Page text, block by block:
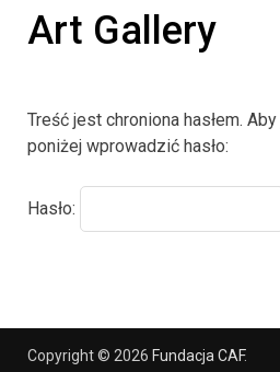
Art Gallery
Treść jest chroniona hasłem.
poniżej wprowadzić hasło:
Hasło:
Copyright © 2026 Fundacja CAF.